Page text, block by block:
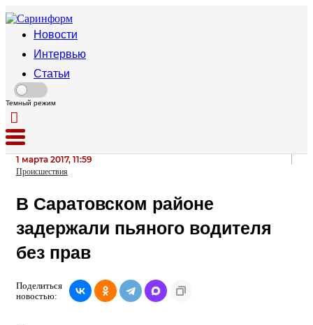
Новости
Интервью
Статьи
Темный режим
1 марта 2017, 11:59
Происшествия
В Саратовском районе
задержали пьяного водителя
без прав
Поделиться
новостью: